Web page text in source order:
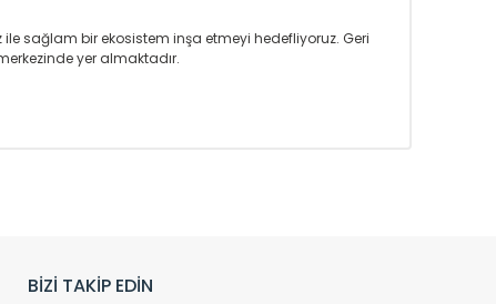
ile sağlam bir ekosistem inşa etmeyi hedefliyoruz. Geri
yer almaktadır.
ta en üst seviyede olduğunu göstermiştir.
mimarların kişiselleştirilmiş çözümlerinde
BİZİ TAKİP EDİN